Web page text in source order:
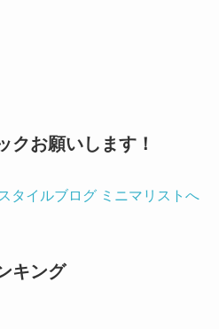
クお願いします！
キング